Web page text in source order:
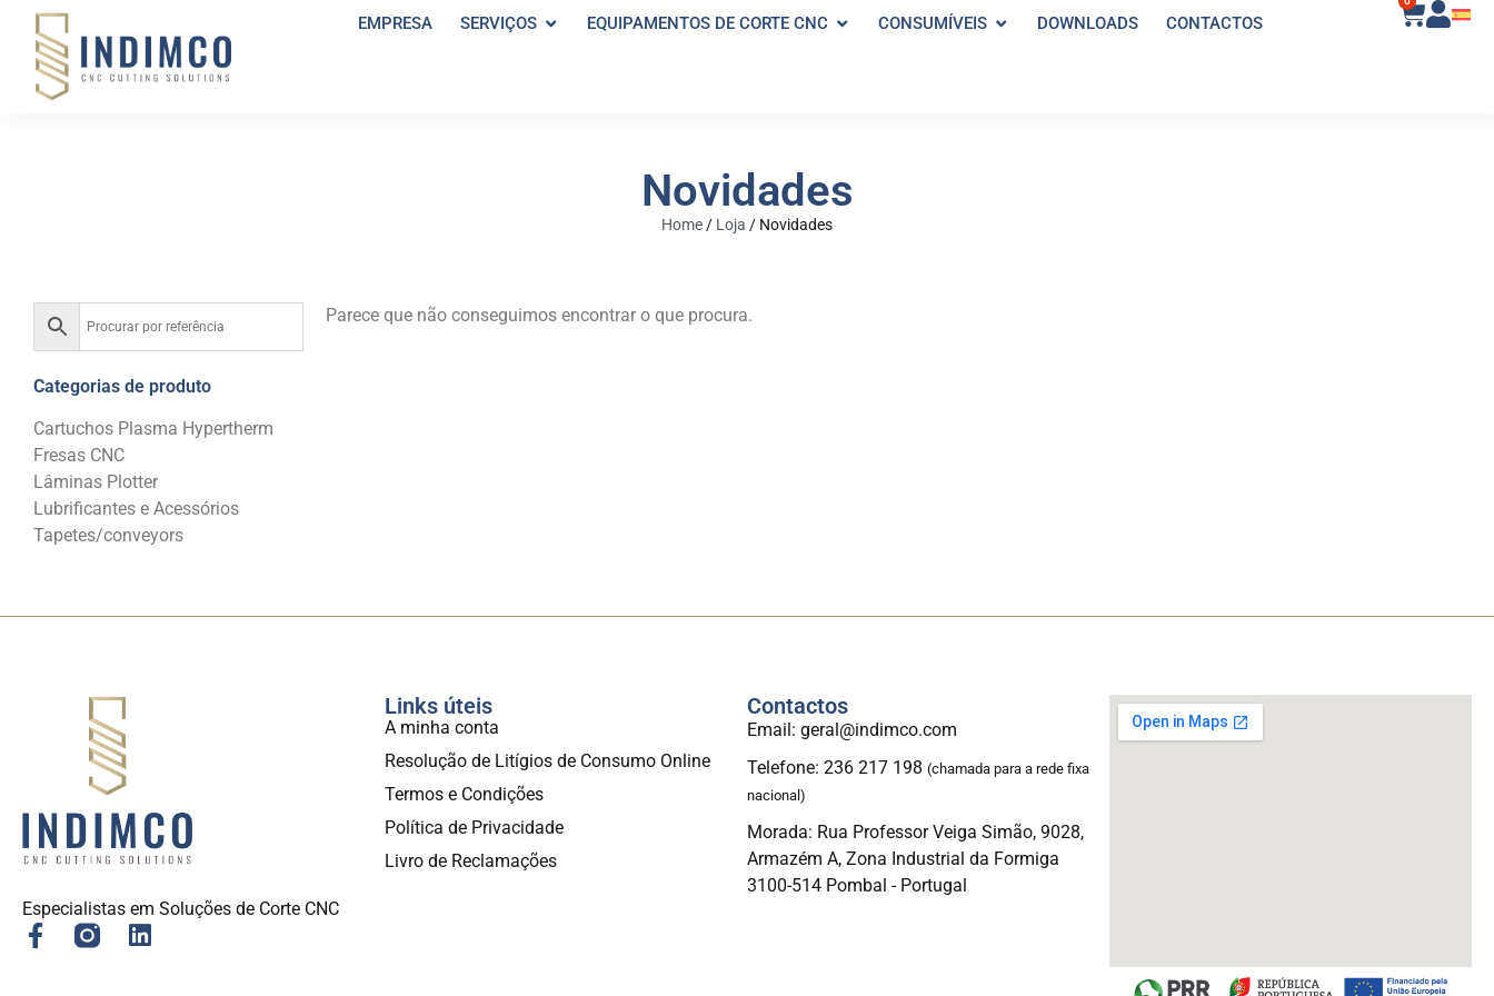
EMPRESA SERVIÇOS EQUIPAMENTOS DE CORTE CNC CONSUMÍVEIS DOWNLOADS CONTACTOS
Novidades
Home / Loja / Novidades
Categorias de produto
Cartuchos Plasma Hypertherm
Fresas CNC
Lâminas Plotter
Lubrificantes e Acessórios
Tapetes/conveyors
Parece que não conseguimos encontrar o que procura.
Especialistas em Soluções de Corte CNC
Links úteis
A minha conta
Resolução de Litígios de Consumo Online
Termos e Condições
Política de Privacidade
Livro de Reclamações
Contactos
Email: geral@indimco.com
Telefone: 236 217 198 (chamada para a rede fixa
nacional)
Morada: Rua Professor Veiga Simão, 9028,
Armazém A, Zona Industrial da Formiga
3100-514 Pombal - Portugal